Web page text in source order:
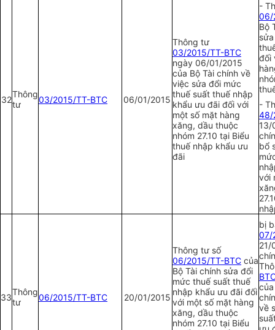
32
Thông
tư
03/2015/TT-BTC 06/01/2015
Thông tư
03/2015/TT-BTC
ngày 06/01/2015
của Bộ Tài chính về
việc sửa đổi mức
thuế suất thuế nhập
khẩu ưu đãi đối với
một số mặt hàng
xăng, dầu thuộc
nhóm 27.10 tại Biểu
thuế nhập khẩu ưu
đãi
-
06/
Bộ
đối
-
48/
13/
bổ
với
33
Thông
tư
06/2015/TT-BTC 20/01/2015
Thông tư số
06/2015/TT-BTC của
Bộ Tài chính sửa đổi
mức thuế suất thuế
nhập khẩu ưu đãi đối
với một số mặt hàng
xăng, dầu thuộc
nhóm 27.10 tại Biểu
bị
07/
21/
về